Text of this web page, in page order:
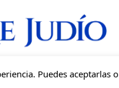
Puedes aceptarlas o